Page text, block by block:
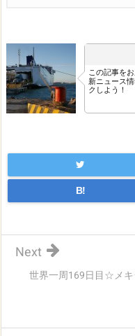
この記事を
新ニュース情
クしよう！
B!
世界一周169日目☆メキ
Next